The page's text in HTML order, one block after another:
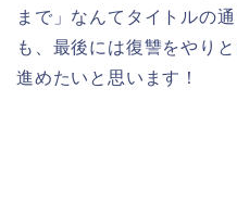
まで」なんてタイトルの
も、最後には復讐をやり
進めたいと思います！